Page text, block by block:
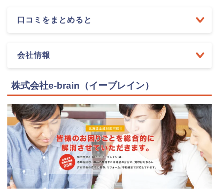
口コミをまとめると
会社情報
株式会社e-brain（イーブレイン）